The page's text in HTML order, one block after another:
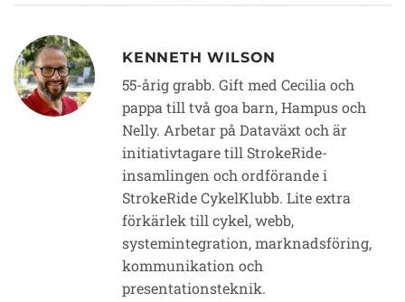
KENNETH WILSON
55-årig grabb. Gift med Cecilia och
pappa till två goa barn, Hampus och
Nelly. Arbetar på Dataväxt och är
initiativtagare till StrokeRide-
insamlingen och ordförande i
StrokeRide CykelKlubb. Lite extra
förkärlek till cykel, webb,
systemintegration, marknadsföring,
kommunikation och
presentationsteknik.